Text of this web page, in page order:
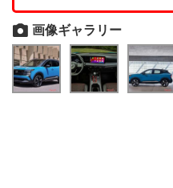
画像ギャラリー